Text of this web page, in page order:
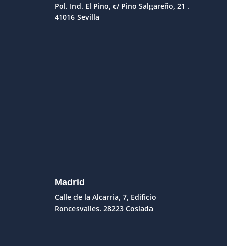
Pol. Ind. El Pino, c/ Pino Salgareño, 21 .
41016 Sevilla
Madrid
Calle de la Alcarria, 7, Edificio
Roncesvalles. 28223 Coslada